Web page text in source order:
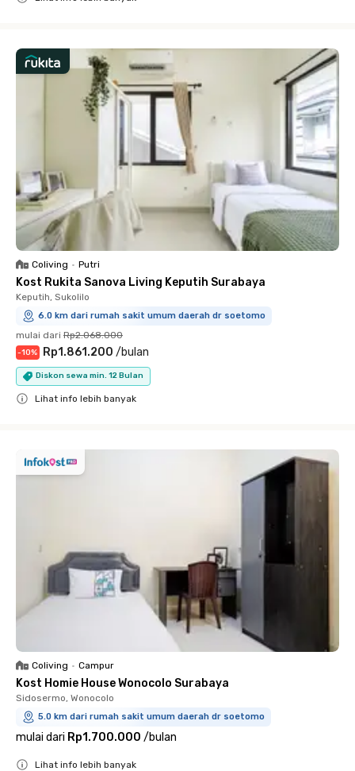
Coliving • Putri
Kost Rukita Sanova Living Keputih Surabaya
Keputih, Sukolilo
6.0 km dari rumah sakit umum daerah dr soetomo
mulai dari Rp2.068.000
-10% Rp1.861.200 /bulan
Diskon sewa min. 12 Bulan
Lihat info lebih banyak
Coliving • Campur
Kost Homie House Wonocolo Surabaya
Sidosermo, Wonocolo
5.0 km dari rumah sakit umum daerah dr soetomo
mulai dari Rp1.700.000 /bulan
Lihat info lebih banyak